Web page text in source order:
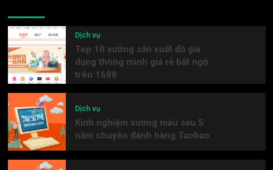
Dịch vụ
Top 10 xưởng sản xuất đồ gia
dụng thông minh giá rẻ bất ngờ
trên 1688
Dịch vụ
Kinh nghiệm xương máu sau 5
năm chuyên đánh hàng Taobao